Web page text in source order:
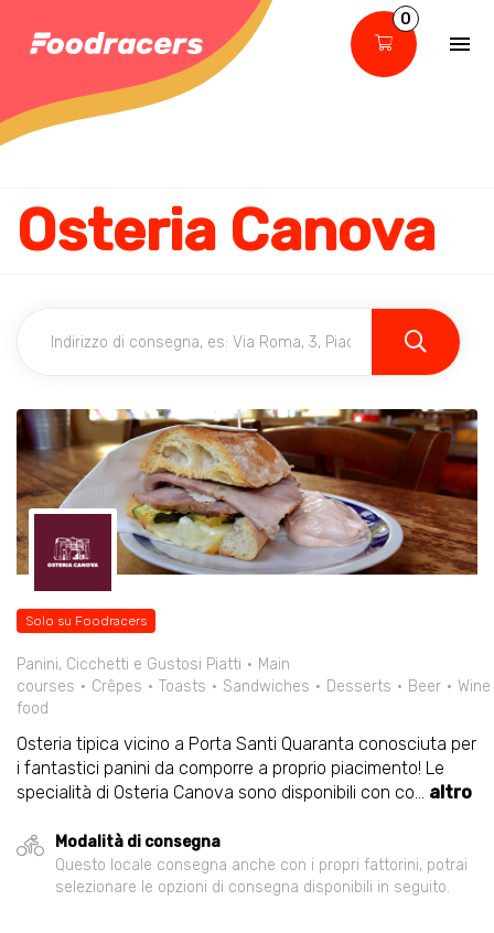
0
Osteria Canova
Solo su Foodracers
Panini, Cicchetti e Gustosi Piatti
Main
courses
Crêpes Toasts Sandwiches Desserts Beer
Wine
food
Osteria tipica vicino a Porta Santi Quaranta conosciuta per
i fantastici panini da comporre a proprio piacimento! Le
specialità di Osteria Canova sono disponibili con co... altro
Modalità di consegna
Questo locale consegna anche con i propri fattorini, potrai
selezionare le opzioni di consegna disponibili in seguito.